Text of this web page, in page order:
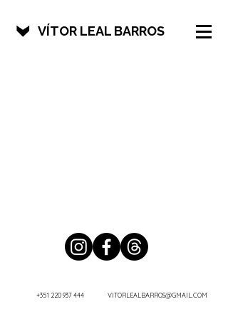
VÍTOR LEAL BARROS
+351 220 937 444 VITORLEALBARROS@GMAIL.COM